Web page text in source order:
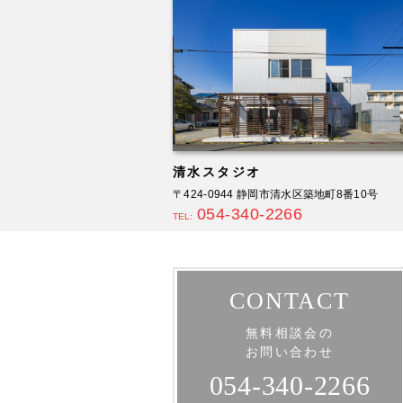
清水スタジオ
〒424-0944 静岡市清水区築地町8番10号
TEL: 054-340-2266
CONTACT
無料相談会の
お問い合わせ
054-340-2266